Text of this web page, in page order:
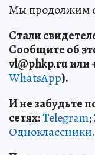
Мы продолжим
Стали
Сообщите об
vl@phkp.ruили
WhatsApp).
И не забудьте
сетях:Telegram;
Одноклассники.